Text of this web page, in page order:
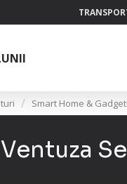
Smart Home &